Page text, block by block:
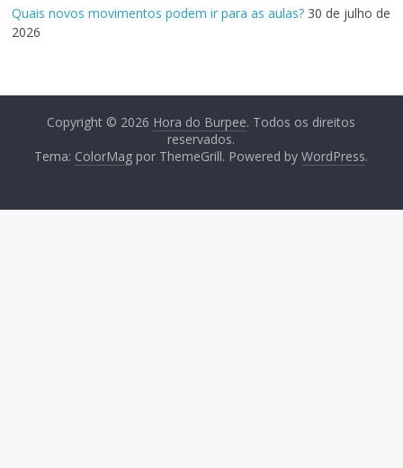
Quais novos movimentos podem ir para as aulas? 30 de julho de
2026
Copyright © 2026 Hora do Burpee. Todos os direitos
reservados.
Tema: ColorMag por ThemeGrill. Powered byWordPress.